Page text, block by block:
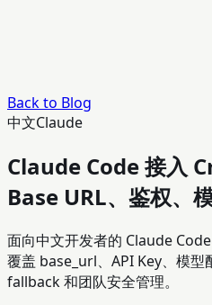
Back to Blog
中文Claude
Claude Code 接入
Base URL、鉴权、
面向中文开发者的 Claude
覆盖 base_url、API Key、模型
fallback 和团队安全管理。